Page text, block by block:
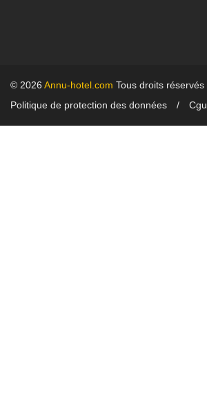
© 2026 Annu-hotel.com Tous droits réservés
Politique de protection des données
Cgu